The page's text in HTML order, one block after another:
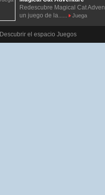
Redescubre Magical Cat
un juego de la......
Juega
Descubrir el espacio Juegos